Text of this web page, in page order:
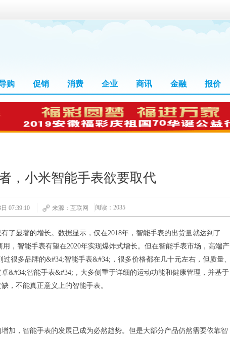
购 促销 消费 企业 商讯 金融 报价
，小米智能手表欲要取代
07:39:10 来源：互联网 阅读：2035
了显著的增长。数据显示，仅在2018年，智能手表的出货量就达到了
，智能手表有望在2020年实现爆炸式增长。但在智能手表市场，高端产
很多品牌的&#34;智能手表&#34;，很多价格都在几十元左右，但质量、
&#34;智能手表&#34;，大多侧重于详细的运动功能和健康管理，并基于
，不能真正意义上的智能手表。
加，智能手表的发展已成为必然趋势。但是大部分产品仍然需要依靠智